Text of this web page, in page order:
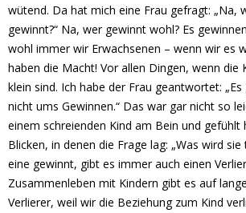
wütend. Da hat mich eine Frau gefragt: „Na,
gewinnt?“ Na, wer gewinnt wohl? Es
wohl immer wir Erwachsenen – wenn wir es
haben die Macht! Vor allen Dingen, wenn die
klein sind. Ich habe der Frau geantwortet:
nicht ums Gewinnen.“ Das war gar nicht so
einem schreienden Kind am Bein und gefühlt
Blicken, in denen die Frage lag: „Was wird sie
eine gewinnt, gibt es immer auch einen
Zusammenleben mit Kindern gibt es auf
Verlierer, weil wir die Beziehung zum Kind